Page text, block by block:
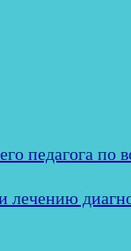
педагога по
лечению